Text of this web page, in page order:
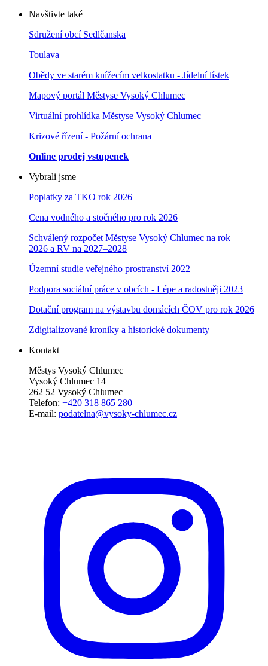
Navštivte také
Sdružení obcí Sedlčanska
Toulava
Obědy ve starém knížecím velkostatku - Jídelní lístek
Mapový portál Městyse Vysoký Chlumec
Virtuální prohlídka Městyse Vysoký Chlumec
Krizové řízení - Požární ochrana
Online prodej vstupenek
Vybrali jsme
Poplatky za TKO rok 2026
Cena vodného a stočného pro rok 2026
Schválený rozpočet Městyse Vysoký Chlumec na rok
2026 a RV na 2027–2028
Územní studie veřejného prostranství 2022
Podpora sociální práce v obcích - Lépe a radostněji 2023
Dotační program na výstavbu domácích ČOV pro rok 2026
Zdigitalizované kroniky a historické dokumenty
Kontakt
Městys Vysoký Chlumec
Vysoký Chlumec 14
262 52 Vysoký Chlumec
Telefon: +420 318 865 280
E-mail: podatelna@vysoky-chlumec.cz